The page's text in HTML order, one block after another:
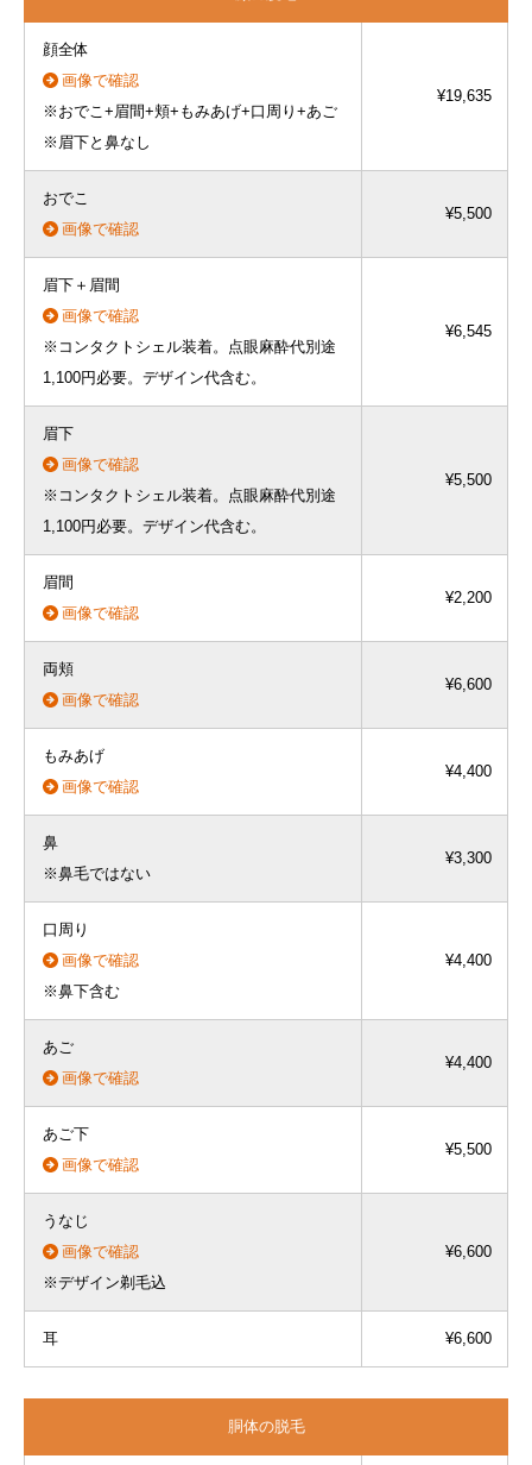
顔全体
画像で確認
※おでこ+眉間+頬+もみあげ+口周り+あご
※眉下と鼻なし
¥19,635
おでこ
画像で確認
¥5,500
眉下＋眉間
画像で確認
※コンタクトシェル装着。点眼麻酔代別途
1,100円必要。デザイン代含む。
¥6,545
眉下
画像で確認
※コンタクトシェル装着。点眼麻酔代別途
1,100円必要。デザイン代含む。
¥5,500
眉間
画像で確認
¥2,200
両頬
画像で確認
¥6,600
もみあげ
画像で確認
¥4,400
鼻
※鼻毛ではない
¥3,300
口周り
画像で確認
※鼻下含む
¥4,400
あご
画像で確認
¥4,400
あご下
画像で確認
¥5,500
うなじ
画像で確認
※デザイン剃毛込
¥6,600
耳 ¥6,600
胴体の脱毛